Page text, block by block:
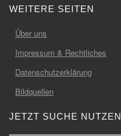
WEITERE SEITEN
Über uns
Impressum & Rechtliches
Datenschutzerklärung
Bildquellen
JETZT SUCHE NUTZEN